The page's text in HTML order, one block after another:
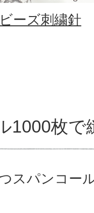
ビーズ刺繍針
1000枚で
スパンコー